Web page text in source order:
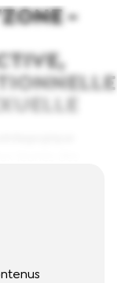
-
Read More